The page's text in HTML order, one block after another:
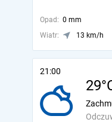
Opad: 0 mm
Wiatr:
13 km/h
21:00